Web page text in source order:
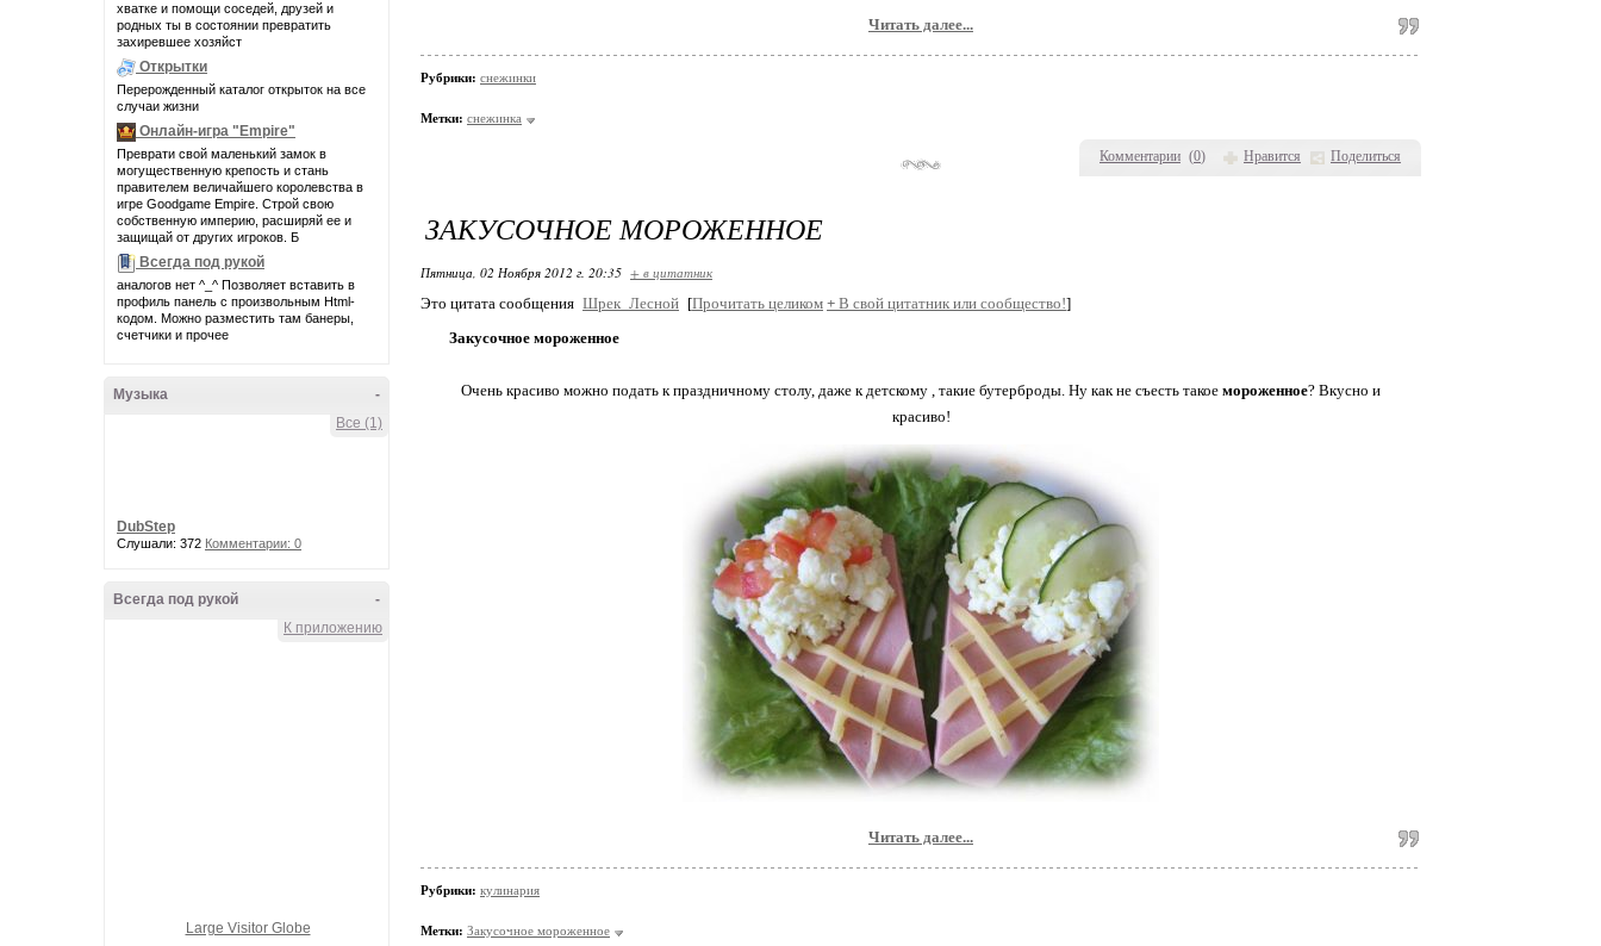
хватке и помощи соседей, друзей и
родных ты в состоянии превратить
захиревшее хозяйст
Открытки
Перерожденный каталог открыток на все
случаи жизни
Онлайн-игра "Empire"
Преврати свой маленький замок в
могущественную крепость и стань
правителем величайшего королевства в
игре Goodgame Empire. Строй свою
собственную империю, расширяй ее и
защищай от других игроков. Б
Всегда под рукой
аналогов нет ^_^ Позволяет вставить в
профиль панель с произвольным Html-
кодом. Можно разместить там банеры,
счетчики и прочее
-
Музыка
Все (1)
DubStep
Слушали: 372 Комментарии: 0
-
Всегда под рукой
К приложению
Large Visitor Globe
Комментарии (0) Нравится Поделиться
Читать далее...
Рубрики: снежинки
Метки: снежинка
ЗАКУСОЧНОЕ МОРОЖЕННОЕ
Пятница, 02 Ноября 2012 г. 20:35 + в цитатник
Это цитата сообщения Шрек_Лесной [Прочитать целиком + В свой цитатник или сообщество!]
Закусочное мороженное
Очень красиво можно подать к праздничному столу, даже к детскому , такие бутерброды. Ну как не съесть такое мороженное? Вкусно и
красиво!
Читать далее...
Рубрики: кулинария
Метки: Закусочное мороженное